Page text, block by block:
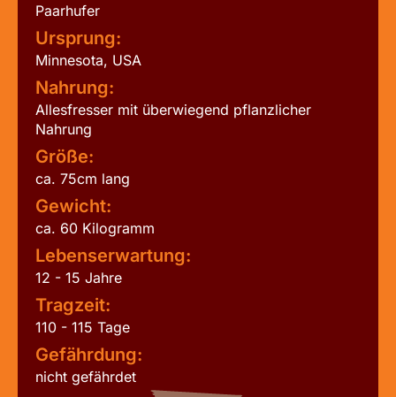
Paarhufer
Ursprung:
Minnesota, USA
Nahrung:
Allesfresser mit überwiegend pflanzlicher
Nahrung
Größe:
ca. 75cm lang
Gewicht:
ca. 60 Kilogramm
Lebenserwartung:
12 - 15 Jahre
Tragzeit:
110 - 115 Tage
Gefährdung:
nicht gefährdet